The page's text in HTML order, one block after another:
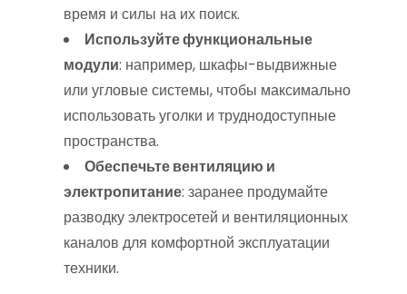
время и силы на их поиск.
Используйте функциональные
модули: например, шкафы-выдвижные
или угловые системы, чтобы максимально
использовать уголки и труднодоступные
пространства.
Обеспечьте вентиляцию и
электропитание: заранее продумайте
разводку электросетей и вентиляционных
каналов для комфортной эксплуатации
техники.